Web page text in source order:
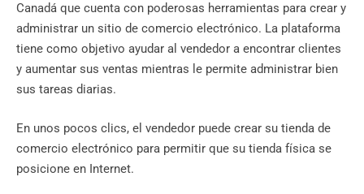
Canadá que cuenta con poderosas herramientas para crear y
administrar un sitio de comercio electrónico. La plataforma
tiene como objetivo ayudar al vendedor a encontrar clientes
y aumentar sus ventas mientras le permite administrar bien
sus tareas diarias.
En unos pocos clics, el vendedor puede crear su tienda de
comercio electrónico para permitir que su tienda física se
posicione en Internet.